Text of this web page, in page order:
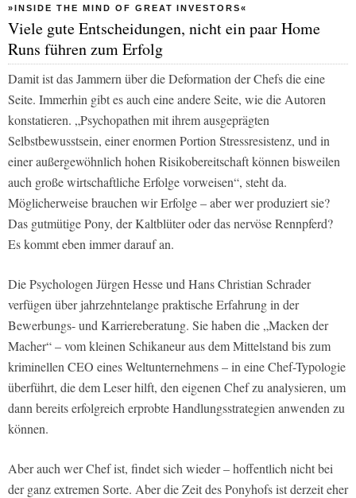
»INSIDE THE MIND OF GREAT INVESTORS«
Viele gute Entscheidungen, nicht ein paar Home
Runs führen zum Erfolg
Damit ist das Jammern über die Deformation der Chefs die eine
Seite. Immerhin gibt es auch eine andere Seite, wie die Autoren
konstatieren. „Psychopathen mit ihrem ausgeprägten
Selbstbewusstsein, einer enormen Portion Stressresistenz, und in
einer außergewöhnlich hohen Risikobereitschaft können bisweilen
auch große wirtschaftliche Erfolge vorweisen“, steht da.
Möglicherweise brauchen wir Erfolge – aber wer produziert sie?
Das gutmütige Pony, der Kaltblüter oder das nervöse Rennpferd?
Es kommt eben immer darauf an.
Die Psychologen Jürgen Hesse und Hans Christian Schrader
verfügen über jahrzehntelange praktische Erfahrung in der
Bewerbungs- und Karriereberatung. Sie haben die „Macken der
Macher“ – vom kleinen Schikaneur aus dem Mittelstand bis zum
kriminellen CEO eines Weltunternehmens – in eine Chef-Typologie
überführt, die dem Leser hilft, den eigenen Chef zu analysieren, um
dann bereits erfolgreich erprobte Handlungsstrategien anwenden zu
können.
Aber auch wer Chef ist, findet sich wieder – hoffentlich nicht bei
der ganz extremen Sorte. Aber die Zeit des Ponyhofs ist derzeit eher